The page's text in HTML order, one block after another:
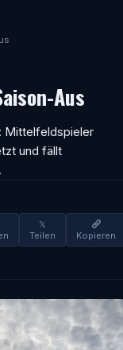
Aus
Mittelfeldspieler
und fällt
𝕏
Teilen
Kopieren